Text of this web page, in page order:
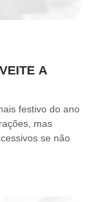
A
festivo do ano
mas
se não